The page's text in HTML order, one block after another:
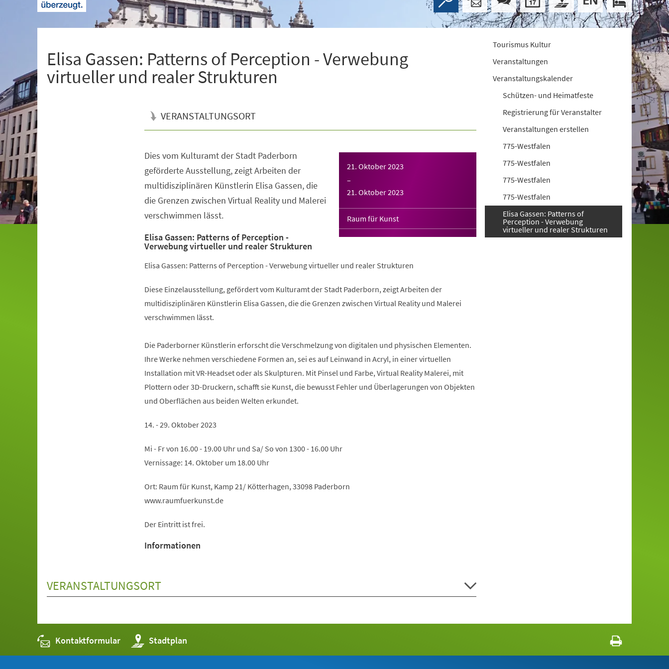
Elisa Gassen: Patterns of Perception - Verwebung
virtueller und realer Strukturen
VERANSTALTUNGSORT
21. Oktober 2023
–
21. Oktober 2023
Raum für Kunst
Dies vom Kulturamt der Stadt Paderborn
geförderte Ausstellung, zeigt Arbeiten der
multidisziplinären Künstlerin Elisa Gassen, die
die Grenzen zwischen Virtual Reality und Malerei
verschwimmen lässt.
Elisa Gassen: Patterns of Perception -
Verwebung virtueller und realer Strukturen
Elisa Gassen: Patterns of Perception - Verwebung virtueller und realer Strukturen
Diese Einzelausstellung, gefördert vom Kulturamt der Stadt Paderborn, zeigt Arbeiten der
multidisziplinären Künstlerin Elisa Gassen, die die Grenzen zwischen Virtual Reality und Malerei
verschwimmen lässt.
Die Paderborner Künstlerin erforscht die Verschmelzung von digitalen und physischen Elementen.
Ihre Werke nehmen verschiedene Formen an, sei es auf Leinwand in Acryl, in einer virtuellen
Installation mit VR-Headset oder als Skulpturen. Mit Pinsel und Farbe, Virtual Reality Malerei, mit
Plottern oder 3D-Druckern, schafft sie Kunst, die bewusst Fehler und Überlagerungen von Objekten
und Oberflächen aus beiden Welten erkundet.
14. - 29. Oktober 2023
Mi - Fr von 16.00 - 19.00 Uhr und Sa/ So von 1300 - 16.00 Uhr
Vernissage: 14. Oktober um 18.00 Uhr
Ort: Raum für Kunst, Kamp 21/ Kötterhagen, 33098 Paderborn
www.raumfuerkunst.de
Der Eintritt ist frei.
Informationen
VERANSTALTUNGSORT
Tourismus Kultur
Veranstaltungen
Veranstaltungskalender
Schützen- und Heimatfeste
Registrierung für Veranstalter
Veranstaltungen erstellen
775-Westfalen
775-Westfalen
775-Westfalen
775-Westfalen
Elisa Gassen: Patterns of
Perception - Verwebung
virtueller und realer Strukturen
Kontaktformular Stadtplan
(Öffnet
in
einem